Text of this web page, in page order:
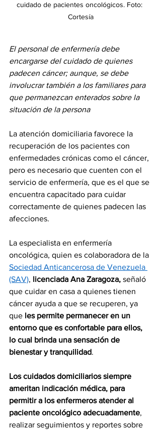
cuidado de pacientes oncológicos. Foto:
Cortesía
El personal de enfermería debe
encargarse del cuidado de quienes
padecen cáncer; aunque, se debe
involucrar también a los familiares para
que permanezcan enterados sobre la
situación de la persona
La atención domiciliaria favorece la
recuperación de los pacientes con
enfermedades crónicas como el cáncer,
pero es necesario que cuenten con el
servicio de enfermería, que es el que se
encuentra capacitado para cuidar
correctamente de quienes padecen las
afecciones.
La especialista en enfermería
oncológica, quien es colaboradora de la
Sociedad Anticancerosa de Venezuela
(SAV), licenciada Ana Zaragoza, señaló
que cuidar en casa a quienes tienen
cáncer ayuda a que se recuperen, ya
que les permite permanecer en un
entorno que es confortable para ellos,
lo cual brinda una sensación de
bienestar y tranquilidad.
Los cuidados domiciliarios siempre
ameritan indicación médica, para
permitir a los enfermeros atender al
paciente oncológico adecuadamente,
realizar seguimientos y reportes sobre